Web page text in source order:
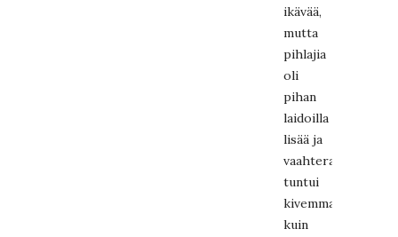
ikävää,
mutta
pihlajia
oli
pihan
laidoilla
lisää ja
vaahtera
tuntui
kivemmalta
kuin